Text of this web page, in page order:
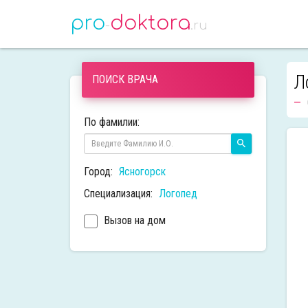
pro-doktora.ru
ПОИСК ВРАЧА
По фамилии:
Город: Ясногорск
Специализация: Логопед
Вызов на дом